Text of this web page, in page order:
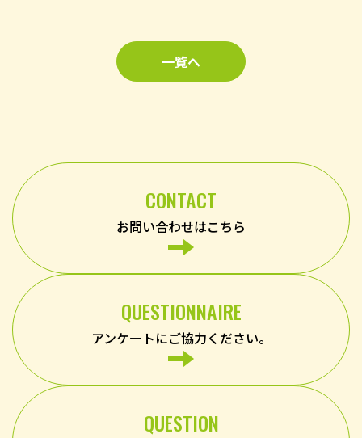
一覧へ
CONTACT
お問い合わせはこちら
QUESTIONNAIRE
アンケートにご協力ください。
QUESTION